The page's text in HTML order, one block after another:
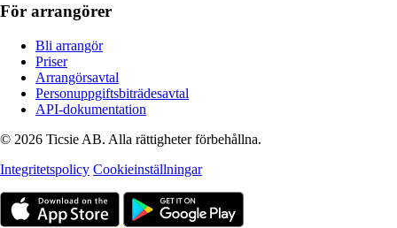
För arrangörer
Bli arrangör
Priser
Arrangörsavtal
Personuppgiftsbiträdesavtal
API-dokumentation
© 2026 Ticsie AB. Alla rättigheter förbehållna.
Integritetspolicy Cookieinställningar